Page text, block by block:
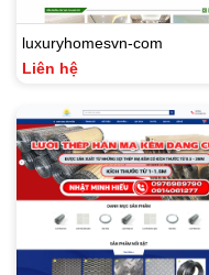
luxuryhomesvn-com
Liên hệ